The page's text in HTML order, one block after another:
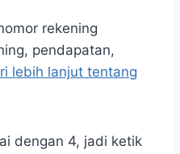
rekening
pendapatan,
lebih lanjut tentang
dengan 4, jadi ketik